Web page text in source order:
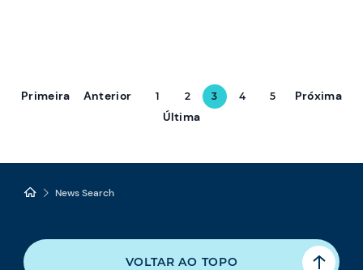
Primeira Anterior 1 2 3 4 5
Próxima
Última
News Search
VOLTAR AO TOPO